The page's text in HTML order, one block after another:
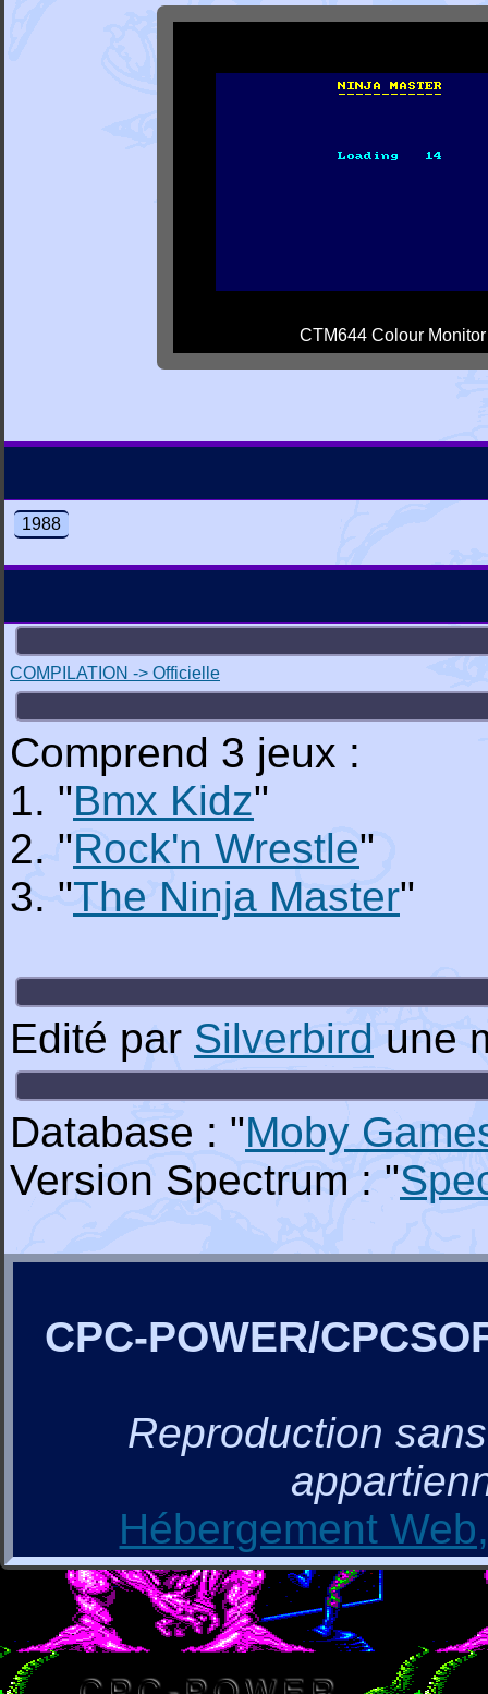
CTM644 Colour Monitor
1988
COMPILATION -> Officielle
Comprend 3 jeux :
1. "Bmx Kidz"
2. "Rock'n Wrestle"
3. "The Ninja Master"
Edité par Silverbird une
Database : "Moby
Version Spectrum : "
CPC-POWER/
Reproduction
Hébergement